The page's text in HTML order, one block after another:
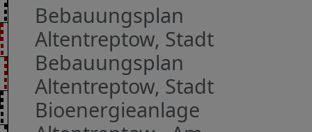
Bebauungsplan
Altentreptow, Stadt
Bebauungsplan
Altentreptow, Stadt
Bioenergieanlage